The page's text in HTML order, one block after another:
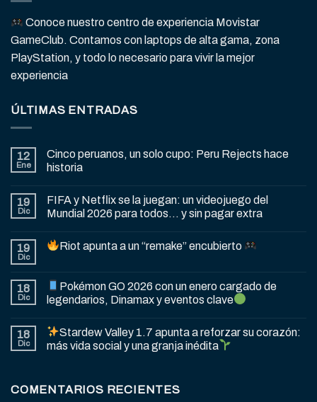
Conoce nuestro centro de experiencia Movistar
GameClub. Contamos con laptops de alta gama, zona
PlayStation, y todo lo necesario para vivir la mejor
experiencia
ÚLTIMAS ENTRADAS
12
Ene
Cinco peruanos, un solo cupo: Peru Rejects hace
historia
19
Dic
FIFA y Netflix se la juegan: un videojuego del
Mundial 2026 para todos… y sin pagar extra
19
Dic
Riot apunta a un “remake” encubierto
18
Dic
Pokémon GO 2026 con un enero cargado de
legendarios, Dinamax y eventos clave
18
Dic
Stardew Valley 1.7 apunta a reforzar su corazón:
más vida social y una granja inédita
COMENTARIOS RECIENTES